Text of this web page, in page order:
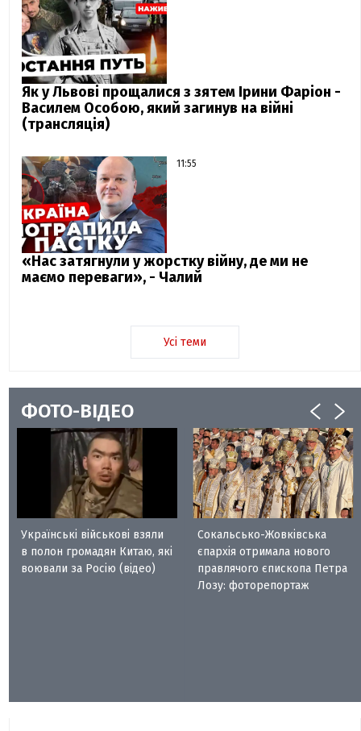
Як у Львові прощалися з зятем Ірини Фаріон -
Василем Особою, який загинув на війні
(трансляція)
11:55
«Нас затягнули у жорстку війну, де ми не
маємо переваги», - Чалий
Усі теми
ФОТО-ВІДЕО
Українські військові взяли
в полон громадян Китаю, які
воювали за Росію (відео)
Сокальсько-Жовківська
єпархія отримала нового
правлячого єпископа Петра
Лозу: фоторепортаж